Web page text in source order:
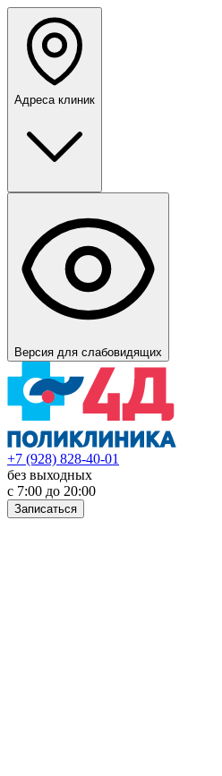
Адреса клиник
Версия для слабовидящих
+7 (928) 828-40-01
без выходных
с 7:00 до 20:00
Записаться